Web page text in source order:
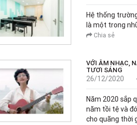
Hệ thống
là một trong
Chia sẻ
VỚI ÂM NHẠC,
TƯƠI SÁNG
26/12/2020
Năm 2020 sắp
năm tồi tệ và
cho quãng thời